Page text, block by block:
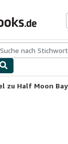
zu Half Moon